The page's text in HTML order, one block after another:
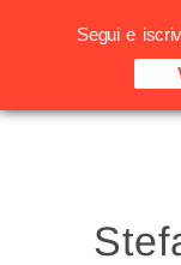
Vai
Segui e